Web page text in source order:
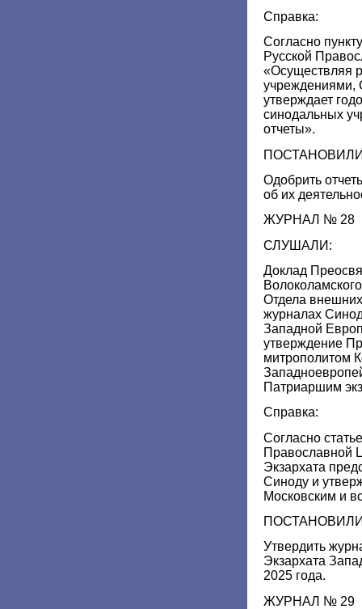
Справка:
Согласно
Русской
«Осуществляя
утверждает
синодальных
отчеты».
Одобрить
об их
ЖУРНАЛ № 28
СЛУШАЛИ:
Доклад
Отдела
журналах
Западной
утверждение
митрополитом
Патриаршим
Справка:
Согласно
Православной
Экзархата
Синоду и
Московским и
Утвердить
Экзархата
2025 года.
ЖУРНАЛ № 29